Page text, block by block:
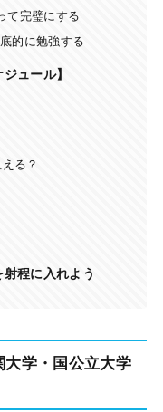
て完璧にする
的に勉強する
ュール】
る？
程に入れよう
大学・国公立大学